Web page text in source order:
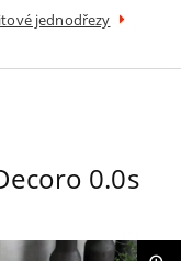
jednodřezy
0.0s